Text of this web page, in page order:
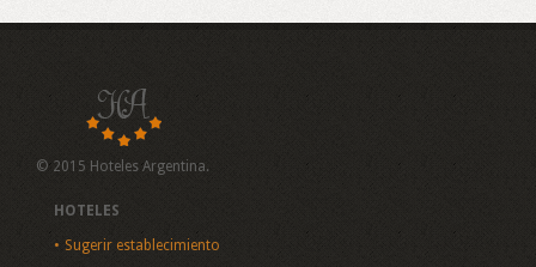
© 2015 Hoteles Argentina.
HOTELES
Sugerir establecimiento